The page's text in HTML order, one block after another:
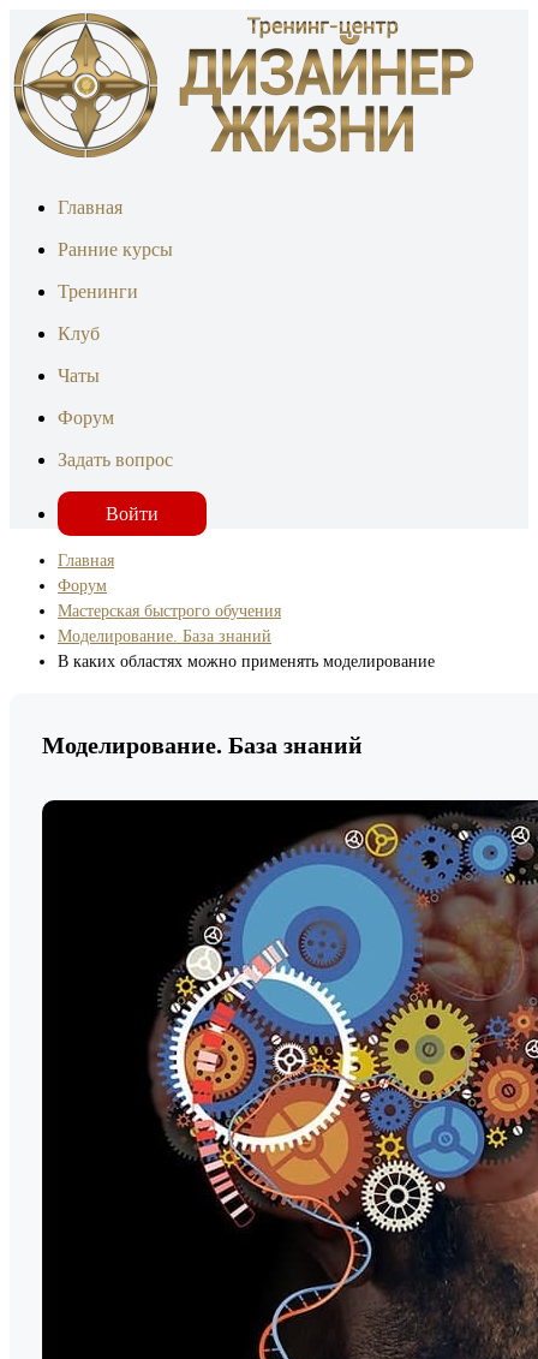
Главная
Ранние курсы
Тренинги
Клуб
Чаты
Форум
Задать вопрос
Войти
Главная
Форум
Мастерская быстрого обучения
Моделирование. База знаний
В каких областях можно применять моделирование
Моделирование. База знаний